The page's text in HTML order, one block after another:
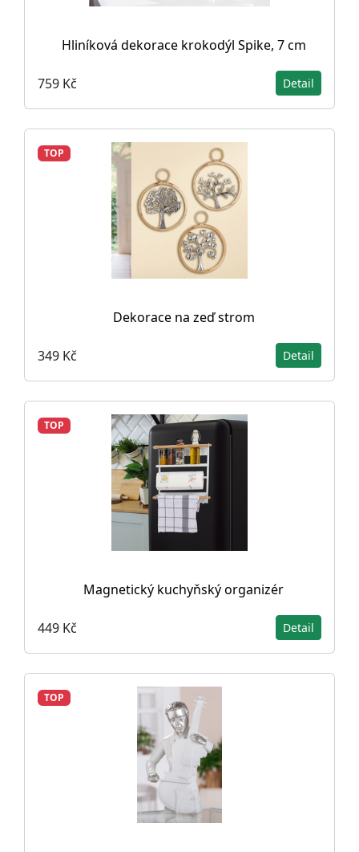
Hliníková dekorace krokodýl Spike, 7 cm
759 Kč Detail
TOP
Dekorace na zeď strom
349 Kč Detail
TOP
Magnetický kuchyňský organizér
449 Kč Detail
TOP